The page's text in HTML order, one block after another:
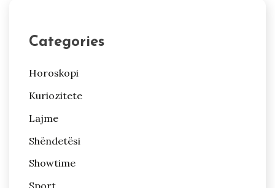
Categories
Horoskopi
Kuriozitete
Lajme
Shëndetësi
Showtime